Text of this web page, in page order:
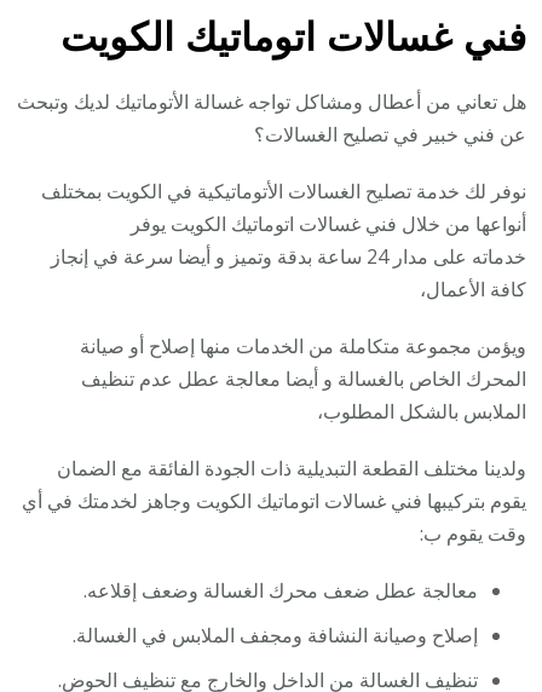
فني غسالات اتوماتيك الكويت
هل تعاني من أعطال ومشاكل تواجه غسالة الأتوماتيك لديك وتبحث
عن فني خبير في تصليح الغسالات؟
نوفر لك خدمة تصليح الغسالات الأتوماتيكية في الكويت بمختلف
أنواعها من خلال فني غسالات اتوماتيك الكويت يوفر
خدماته على مدار 24 ساعة بدقة وتميز و أيضا سرعة في إنجاز
كافة الأعمال،
ويؤمن مجموعة متكاملة من الخدمات منها إصلاح أو صيانة
المحرك الخاص بالغسالة و أيضا معالجة عطل عدم تنظيف
الملابس بالشكل المطلوب،
ولدينا مختلف القطعة التبديلية ذات الجودة الفائقة مع الضمان
يقوم بتركيبها فني غسالات اتوماتيك الكويت وجاهز لخدمتك في أي
وقت يقوم ب:
معالجة عطل ضعف محرك الغسالة وضعف إقلاعه.
إصلاح وصيانة النشافة ومجفف الملابس في الغسالة.
تنظيف الغسالة من الداخل والخارج مع تنظيف الحوض.